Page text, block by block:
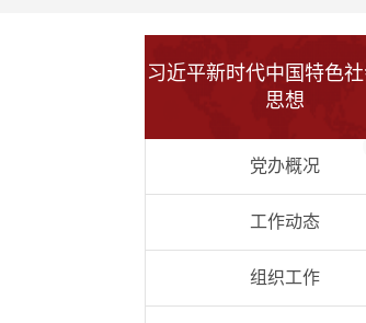
习近平新时代中国特色
思想
党办概况
工作动态
组织工作